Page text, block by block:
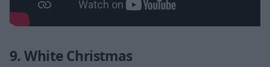
9. White Christmas